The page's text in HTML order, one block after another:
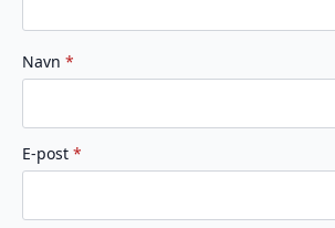
Navn *
E-post *